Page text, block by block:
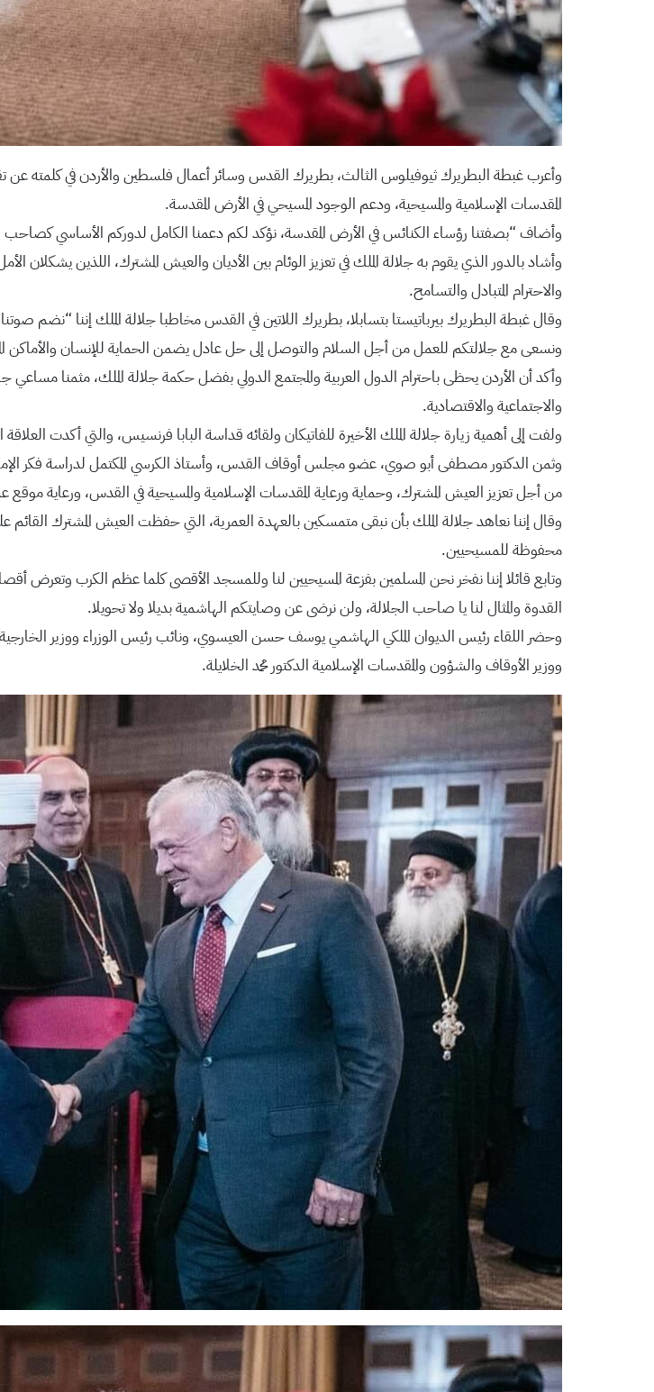
وأعرب غبطة البطريرك ثيوفيلوس الثالث، بطريرك القدس وسائر أعمال فلسطين والأردن في كلمته عن
المقدسات الإسلامية والمسيحية، ودعم الوجود المسيحي في الأرض المقدسة.
وأضاف “بصفتنا رؤساء الكنائس في الأرض المقدسة، نؤكد لكم دعمنا الكامل لدوركم الأساسي كصاحب
وأشاد بالدور الذي يقوم به جلالة الملك في تعزيز الوئام بين الأديان والعيش المشترك، اللذين يشكلان
والاحترام المتبادل والتسامح.
وقال غبطة البطريرك بيرباتيستا بتسابلا، بطريرك اللاتين في القدس مخاطبا جلالة الملك إننا “نضم
ونسعى مع جلالتكم للعمل من أجل السلام والتوصل إلى حل عادل يضمن الحماية للإنسان والأماكن
وأكد أن الأردن يحظى باحترام الدول العربية والمجتمع الدولي بفضل حكمة جلالة الملك، مثمنا
والاجتماعية والاقتصادية.
ولفت إلى أهمية زيارة جلالة الملك الأخيرة للفاتيكان ولقائه قداسة البابا فرنسيس، والتي أكدت العلاقة
وثمن الدكتور مصطفى أبو صوي، عضو مجلس أوقاف القدس، وأستاذ الكرسي المكتمل لدراسة فكر
من أجل تعزيز العيش المشترك، وحماية ورعاية المقدسات الإسلامية والمسيحية في القدس، ورعاية
وقال إننا نعاهد جلالة الملك بأن نبقى متمسكين بالعهدة العمرية، التي حفظت العيش المشترك
محفوظة للمسيحيين.
وتابع قائلا إننا نفخر نحن المسلمين بفزعة المسيحيين لنا وللمسجد الأقصى كلما عظم الكرب وتعرض
القدوة والمثال لنا يا صاحب الجلالة، ولن نرضى عن وصايتكم الهاشمية بديلا ولا تحويلا.
وحضر اللقاء رئيس الديوان الملكي الهاشمي يوسف حسن العيسوي، ونائب رئيس الوزراء ووزير
ووزير الأوقاف والشؤون والمقدسات الإسلامية الدكتور محمد الخلايلة.